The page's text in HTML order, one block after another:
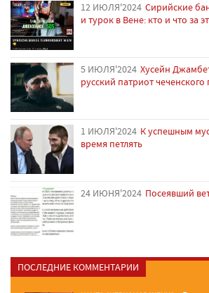
12 ИЮЛЯ'2024 Сирийские
и турок в Вене: кто и что за
5 ИЮЛЯ'2024 Хусейн
русский патриот
1 ИЮЛЯ'2024 К успешным
время петлять
24 ИЮНЯ'2024 Посеявший
ПОСЛЕДНИЕ КОММЕНТАРИИ